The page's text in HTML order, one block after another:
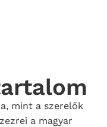
mint a szerelők
a magyar